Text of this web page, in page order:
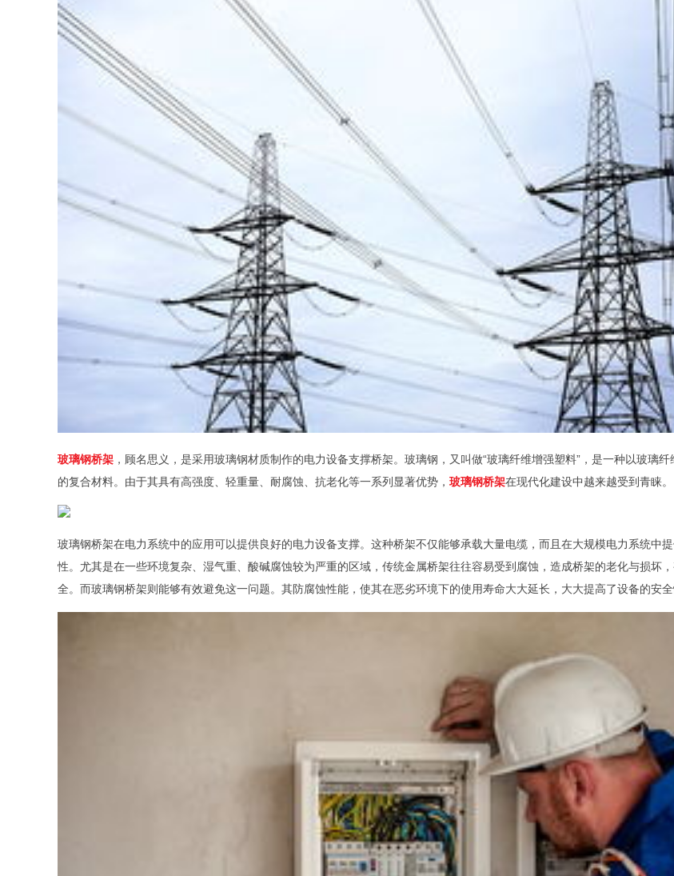
玻璃钢桥架 ，顾名思义，是采用玻璃钢材质制作的电力设备支撑桥架。玻璃钢，又叫做“玻璃纤维增强塑料”，是一种以玻璃
的复合材料。由于其具有高强度、轻重量、耐腐蚀、抗老化等一系列显著优势， 玻璃钢桥架在现代化建设中越来越受到青睐。
玻璃钢桥架在电力系统中的应用可以提供良好的电力设备支撑。这种桥架不仅能够承载大量电缆，而且在大规模电力系统中
性。尤其是在一些环境复杂、湿气重、酸碱腐蚀较为严重的区域，传统金属桥架往往容易受到腐蚀，造成桥架的老化与损坏
全。而玻璃钢桥架则能够有效避免这一问题。其防腐蚀性能，使其在恶劣环境下的使用寿命大大延长，大大提高了设备的安全